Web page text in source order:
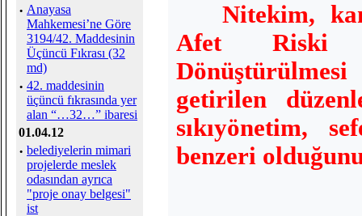
· Anayasa
Mahkemesi’ne Göre
3194/42. Maddesinin
Üçüncü Fıkrası (32
md)
· 42. maddesinin
üçüncü fıkrasında yer
alan “…32…” ibaresi
01.04.12
· belediyelerin mimari
projelerde meslek
odasından ayrıca
"proje onay belgesi"
ist
Nitekim,
Afet Riski
getirilen
sıkıyönetim,
benzeri